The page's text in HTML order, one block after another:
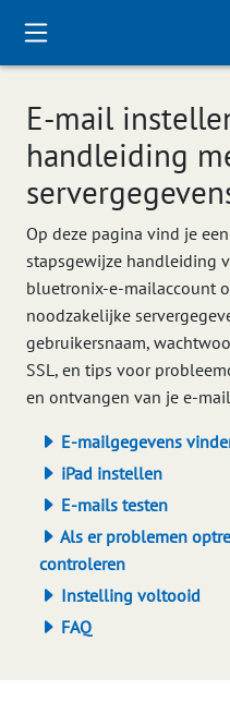
E-mail
handleiding
Op deze pagina vind je
stapsgewijze handleiding
bluetronix-e-mailaccount
noodzakelijke
gebruikersnaam,
SSL, en tips voor
en ontvangen van je e-
E-mailgegevens
iPad instellen
E-mails testen
Als er problemen
controleren
Instelling voltooid
FAQ